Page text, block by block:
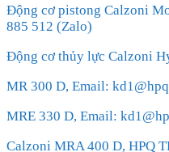
Động cơ pistong Calzoni
885 512 (Zalo)
Động cơ thủy lực Calzoni
MR 300 D, Email:
MRE 330 D, Email:
Calzoni MRA 400 D, HPQ